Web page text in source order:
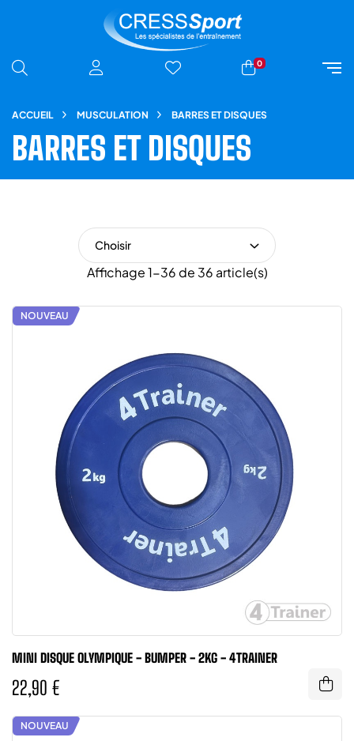
0
ACCUEIL MUSCULATION BARRES ET DISQUES
BARRES ET DISQUES
Choisir
Affichage 1-36 de 36 article(s)
NOUVEAU
MINI DISQUE OLYMPIQUE - BUMPER - 2KG - 4TRAINER
22,90 €
NOUVEAU